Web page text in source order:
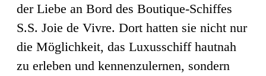
der Liebe an Bord des Boutique-Schiffes
S.S. Joie de Vivre. Dort hatten sie nicht nur
die Möglichkeit, das Luxusschiff hautnah
zu erleben und kennenzulernen, sondern